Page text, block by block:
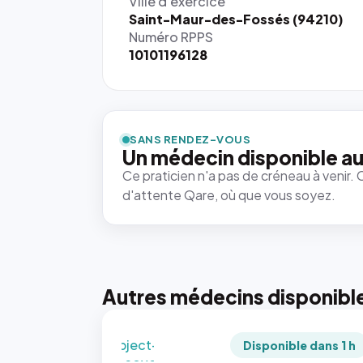
Saint-Maur-des-Fossés (94210)
Numéro RPPS
10101196128
SANS RENDEZ-VOUS
Un médecin disponible
Ce praticien n'a pas de créneau à
d'attente Qare, où que vous soyez.
Autres médecins
rendue par
`.profile-
picture`,
et un
rapport 1:1
qui reste
juste à
photo est
recadrée
`object-
Disponible dans 1 h